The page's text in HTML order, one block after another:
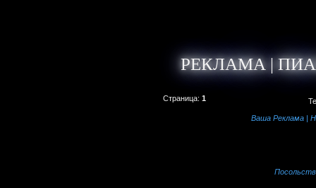
РЕКЛАМА |
Страница: 1
Ваша Реклама |